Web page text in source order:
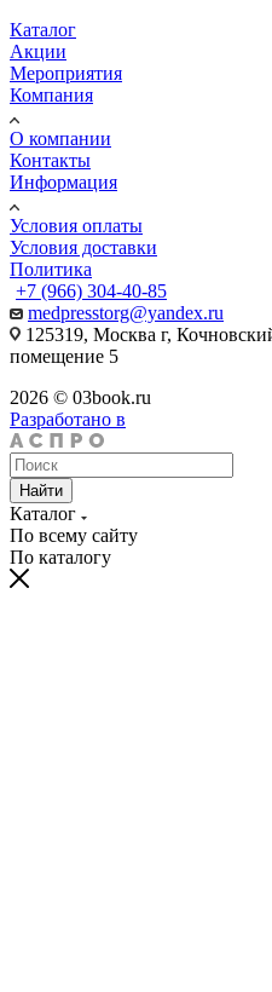
Каталог
Акции
Мероприятия
Компания
О компании
Контакты
Информация
Условия оплаты
Условия доставки
Политика
+7 (966) 304-40-85
medpresstorg@yandex.ru
125319, Москва г,
помещение 5
2026 © 03book.ru
Разработано в
Найти
Каталог
По всему сайту
По каталогу